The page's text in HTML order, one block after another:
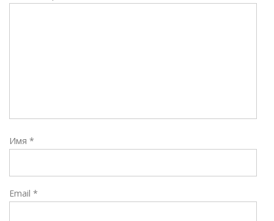
Имя *
Email *